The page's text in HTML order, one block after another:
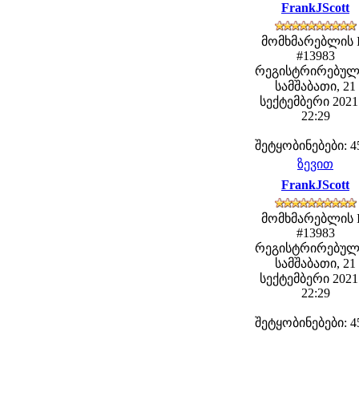
FrankJScott
მომხმარებლის
#13983
სამშაბათი, 21
სექტემბერი
22:29
შეტყობინებები:
ზევით
FrankJScott
მომხმარებლის
#13983
სამშაბათი, 21
სექტემბერი
22:29
შეტყობინებები: